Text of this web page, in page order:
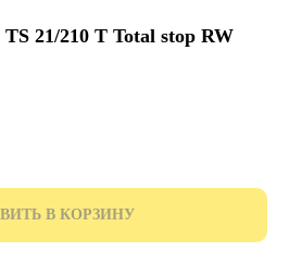
21/210 T Total stop RW
В КОРЗИНУ